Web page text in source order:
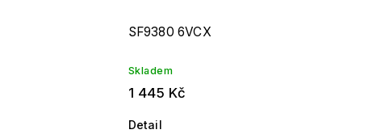
SF9380 6VCX
Skladem
1 445 Kč
Detail